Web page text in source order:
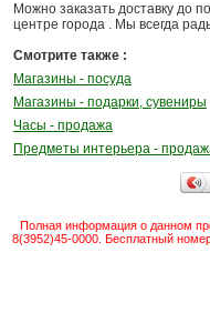
Можно заказать доставку до
центре города . Мы всегда
Смотрите также :
Магазины - посуда
Магазины - подарки, сувениры
Часы - продажа
Предметы интерьера -
Полная информация о данном
8(3952)45-0000. Бесплатный